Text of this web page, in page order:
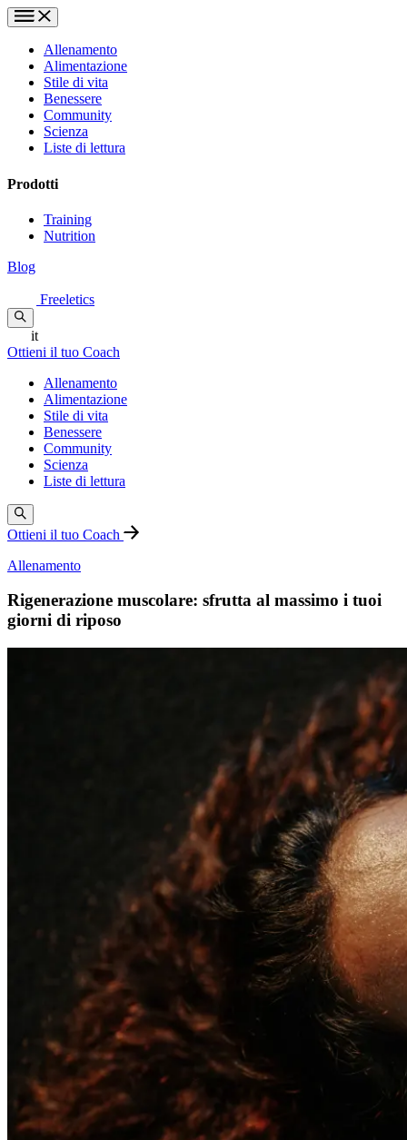
Allenamento
Alimentazione
Stile di vita
Benessere
Community
Scienza
Liste di lettura
Prodotti
Training
Nutrition
Blog
Freeletics
it
Ottieni il tuo Coach
Allenamento
Alimentazione
Stile di vita
Benessere
Community
Scienza
Liste di lettura
Ottieni il tuo Coach
Allenamento
Rigenerazione muscolare: sfrutta al massimo i tuoi
giorni di riposo